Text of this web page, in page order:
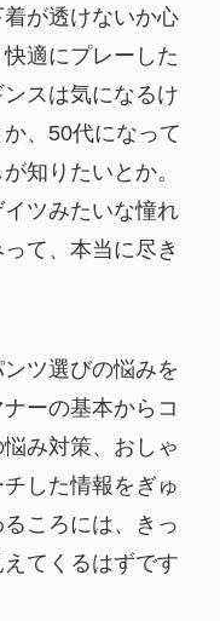
が透けないか心
適にプレーした
スは気になるけ
、50代になって
知りたいとか。
ツみたいな憧れ
て、本当に尽き
ツ選びの悩みを
ーの基本からコ
み対策、おしゃ
した情報をぎゅ
ころには、きっ
てくるはずです